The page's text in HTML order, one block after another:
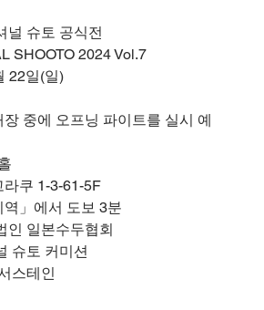
널 슈토 공식전
SHOOTO 2024 Vol.7
22일(일)
중에 오프닝 파이트를 실시 예
라쿠 1-3-61-5F
」에서 도보 3분
인 일본수두협회
슈토 커미션
스테인